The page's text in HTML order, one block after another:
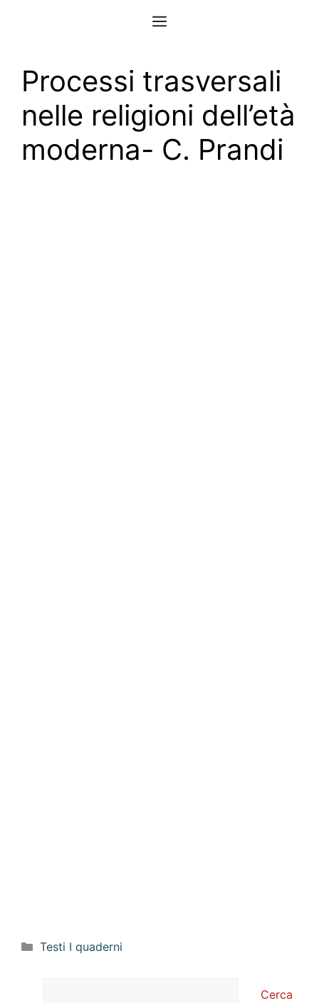
Menu
Processi trasversali
nelle religioni dell’età
moderna- C. Prandi
Categorie
Testi I quaderni
Cerca